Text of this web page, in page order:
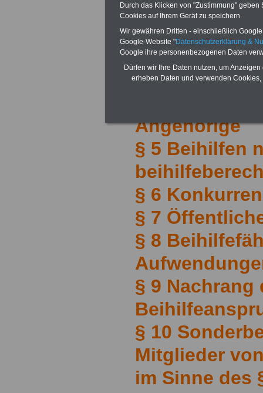
§ 2
§ 3
Personen
Angehörige
§ 5 Beihilfen
§ 6
§ 7
§ 8
§ 9 Nachrang
§ 10
Mitglieder
im Sinne des
Durch das Klicken von "Zustimmung"
Cookies auf Ihrem Gerät zu speichern.
Wir gewähren Dritten - einschließlich
Google-Website "Datenschutzerklärung &
Google ihre personenbezogenen Daten
Dürfen wir Ihre Daten nutzen, um
erheben Daten und verwenden